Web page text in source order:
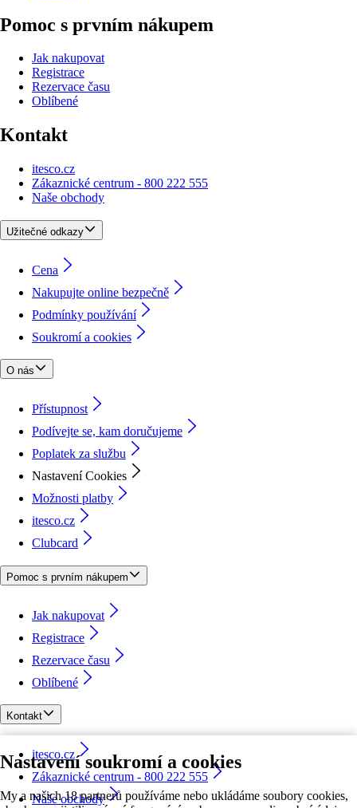
Nastavení soukromí a cookies
My a našich 18 partnerů používáme nebo ukládáme soubory cookies,
Pomoc s prvním nákupem
Jak nakupovat
Registrace
Rezervace času
Oblíbené
Kontakt
itesco.cz
Zákaznické centrum - 800 222 555
Naše obchody
Užitečné odkazy
Cena
Nakupujte online bezpečně
Podmínky používání
Soukromí a cookies
O nás
Přístupnost
Podívejte se, kam doručujeme
Poplatek za službu
Nastavení Cookies
Možnosti platby
itesco.cz
Clubcard
Pomoc s prvním nákupem
Jak nakupovat
Registrace
Rezervace času
Oblíbené
Kontakt
itesco.cz
Zákaznické centrum - 800 222 555
Naše obchody